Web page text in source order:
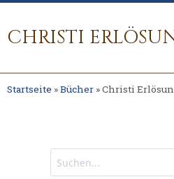
CHRISTI
Startseite »Bücher »Christi